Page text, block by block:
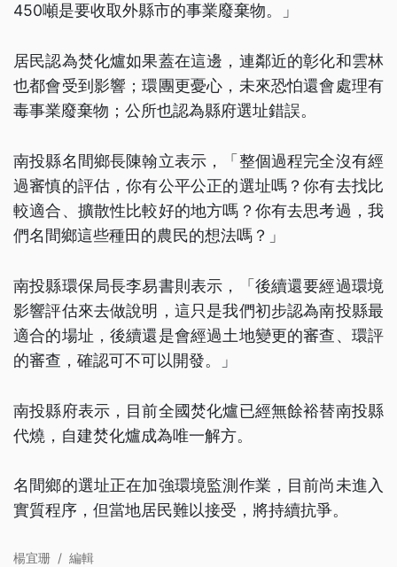
450噸是要收取外縣市的事業廢棄物。」
居民認為焚化爐如果蓋在這邊，連鄰近的彰化和雲林
也都會受到影響；環團更憂心，未來恐怕還會處理有
毒事業廢棄物；公所也認為縣府選址錯誤。
南投縣名間鄉長陳翰立表示，「整個過程完全沒有經
過審慎的評估，你有公平公正的選址嗎？你有去找比
較適合、擴散性比較好的地方嗎？你有去思考過，我
們名間鄉這些種田的農民的想法嗎？」
南投縣環保局長李易書則表示，「後續還要經過環境
影響評估來去做說明，這只是我們初步認為南投縣最
適合的場址，後續還是會經過土地變更的審查、環評
的審查，確認可不可以開發。」
南投縣府表示，目前全國焚化爐已經無餘裕替南投縣
代燒，自建焚化爐成為唯一解方。
名間鄉的選址正在加強環境監測作業，目前尚未進入
實質程序，但當地居民難以接受，將持續抗爭。
楊宜珊 / 編輯